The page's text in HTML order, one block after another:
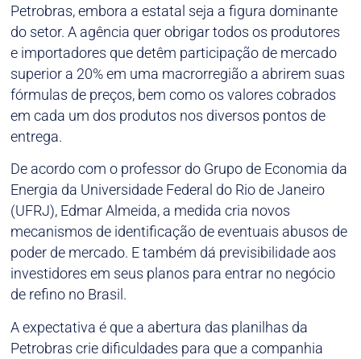
Petrobras, embora a estatal seja a figura dominante
do setor. A agência quer obrigar todos os produtores
e importadores que detêm participação de mercado
superior a 20% em uma macrorregião a abrirem suas
fórmulas de preços, bem como os valores cobrados
em cada um dos produtos nos diversos pontos de
entrega.
De acordo com o professor do Grupo de Economia da
Energia da Universidade Federal do Rio de Janeiro
(UFRJ), Edmar Almeida, a medida cria novos
mecanismos de identificação de eventuais abusos de
poder de mercado. E também dá previsibilidade aos
investidores em seus planos para entrar no negócio
de refino no Brasil.
A expectativa é que a abertura das planilhas da
Petrobras crie dificuldades para que a companhia